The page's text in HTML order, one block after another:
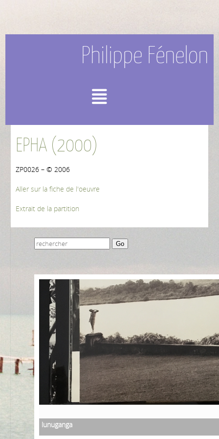
Philippe Fénelon
EPHA (2000)
ZP0026 – © 2006
Aller sur la fiche de l'oeuvre
Extrait de la partition
Go
lunuganga